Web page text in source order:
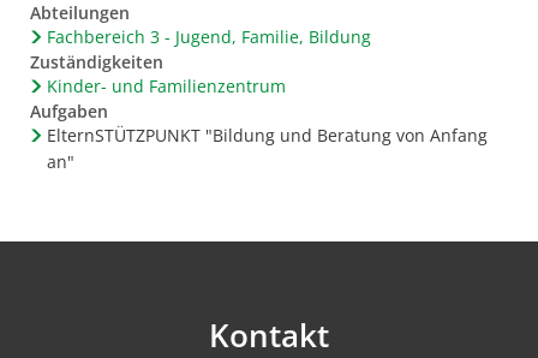
Abteilungen
Fachbereich 3 - Jugend, Familie, Bildung
Zuständigkeiten
Kinder- und Familienzentrum
Aufgaben
ElternSTÜTZPUNKT "Bildung und Beratung von Anfang
an"
Kontakt